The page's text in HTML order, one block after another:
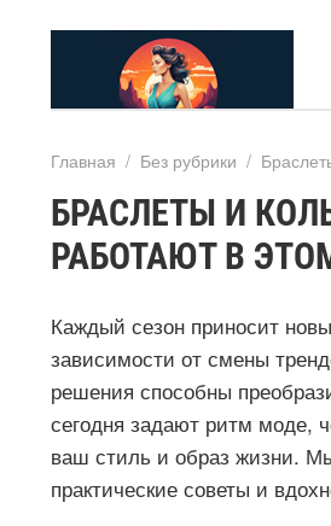
Главная / Без рубрики /
БРАСЛЕТЫ И
РАБОТАЮТ В
Каждый сезон приносит
зависимости от смены
решения способны
сегодня задают ритм моде,
ваш стиль и образ жизни.
практические советы и